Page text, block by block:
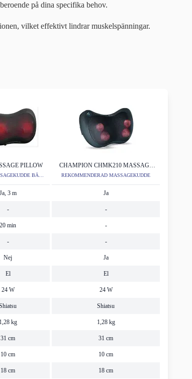
på dina specifika behov.
vilket effektivt lindrar muskelspänningar.
PILLOW
BÄST
Ja, 3 m
-
20 min
-
Nej
El
24 W
1,28 kg
31 cm
10 cm
18 cm
CHAMPION CHMK210 MASSAGE
PILLOW
REKOMMENDERAD MASSAGEKUDDE
Ja
-
-
-
Ja
El
24 W
Shiatsu
1,28 kg
31 cm
10 cm
18 cm